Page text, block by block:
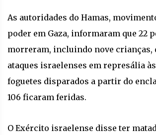
As autoridades do Hamas,
poder em Gaza, informaram que 22
morreram, incluindo nove crianças,
ataques israelenses em represália
foguetes disparados a partir do
106 ficaram feridas.
O Exército israelense disse ter